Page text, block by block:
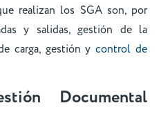
realizan los SGA son, por
y salidas, gestión de la
carga, gestión ycontrol de
Documental